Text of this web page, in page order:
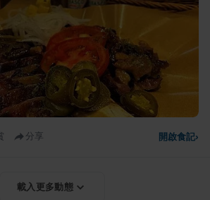
分享 開啟食記›
載入更多動態